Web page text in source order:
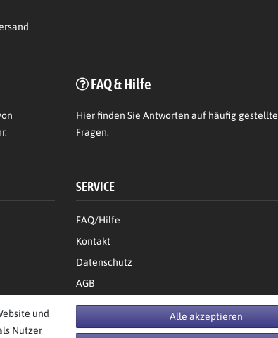
FAQ & Hilfe
Hierfinden Sie Antworten auf häufig gestellte
Fragen.
SERVICE
FAQ/Hilfe
Kontakt
Datenschutz
AGB
Bestellung widerrufen
und
Nutzer
Alle akzeptieren